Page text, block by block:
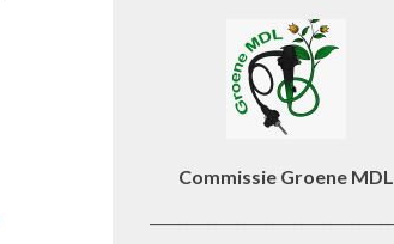
Commissie Groene MDL